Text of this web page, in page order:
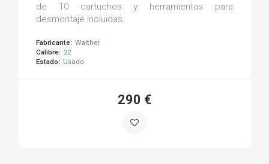
de 10 cartuchos y herramientas para
desmontaje incluidas.
Fabricante: Walther
Calibre: 22
Estado: Usado
290 €